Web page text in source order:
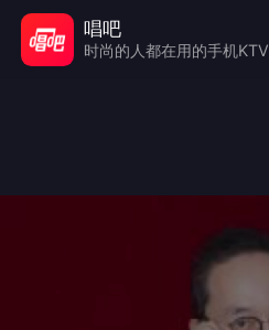
唱吧
时尚的人都在用的手机KTV